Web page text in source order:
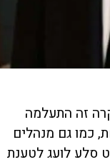
זה התעלמה
כמו גם מנהלים
סלע לועג לטענת